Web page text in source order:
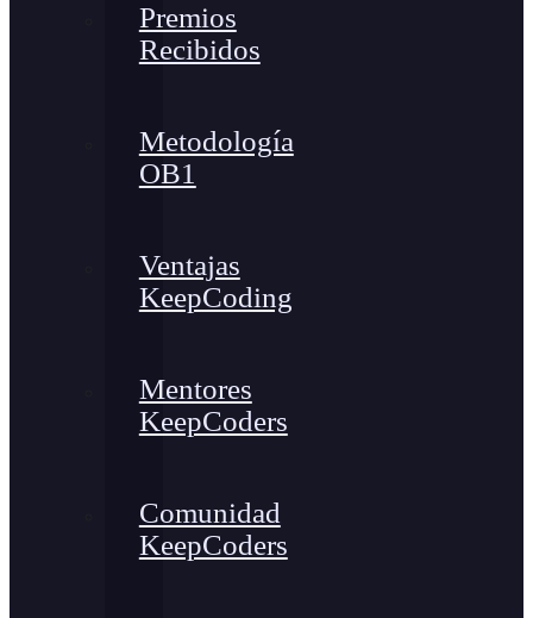
Premios
Recibidos
Metodología
OB1
Ventajas
KeepCoding
Mentores
KeepCoders
Comunidad
KeepCoders